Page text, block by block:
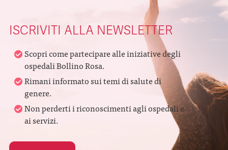
ISCRIVITI ALLA NEWSLETTER
Scopri come partecipare alle iniziative degli
ospedali Bollino Rosa.
Rimani informato sui temi di salute di
genere.
Non perderti i riconoscimenti agli ospedali e
ai servizi.